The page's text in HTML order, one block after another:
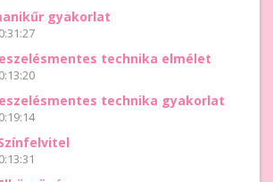
gyakorlat
technika elmélet
technika gyakorlat